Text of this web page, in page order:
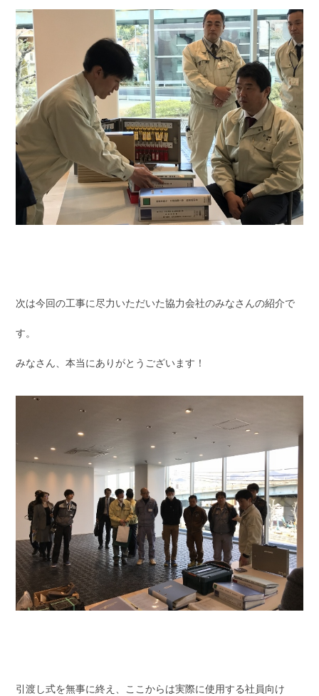
次は今回の工事に尽力いただいた協力会社のみなさんの紹介で
す。
みなさん、本当にありがとうございます！
引渡し式を無事に終え、ここからは実際に使用する社員向け